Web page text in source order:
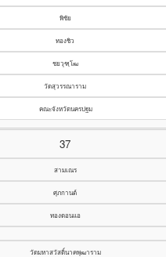
พิชัย
ทองชิว
ชยวุฑฺโฒ
วัดสุวรรณาราม
คณะจังหวัดนครปฐม
37
สามเณร
ศุภกานต์
ทองดอนแอ
วัดมหาสวัสดิ์นาคพุฒาราม